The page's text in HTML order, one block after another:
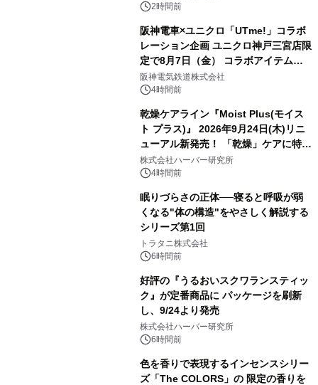
2時間前
阪神電車×ユニクロ「UTme!」コラボ
レーション企画 ユニクロ神戸三宮店限
定で8月7日（金） コラボアイテムが
発売決定！
阪神電気鉄道株式会社
4時間前
乾燥ケアライン『Moist Plus(モイス
ト プラス)』 2026年9月24日(木)リニ
ューアル新発売！ 「乾燥」ケアに特化
し、ライン使いで潤いに満ちた肌へ
株式会社ハーバー研究所
4時間前
眠りづらさの正体──寝ると呼吸が弱
くなる"体の構造"をやさしく解説する
シリーズ第1回
トラタニ株式会社
6時間前
好評の『うるおいスクワランスティッ
ク』が定番商品に パッケージを刷新
し、9/24より発売
株式会社ハーバー研究所
6時間前
色を香りで表現するインセンスシリー
ズ「The COLORS」の 限定の香りを